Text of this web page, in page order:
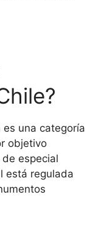
es una categoría
objetivo
especial
está regulada